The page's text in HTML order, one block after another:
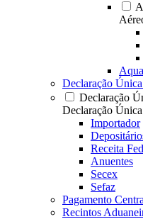
Declaração
Declaração
Declaração
Importador
Receita
Anuentes
Secex
Sefaz
Pagamento
Recintos